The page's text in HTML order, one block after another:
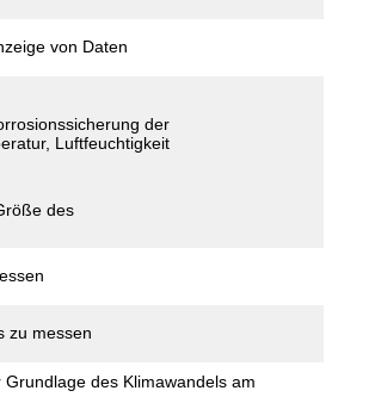
von Daten
der
Luftfeuchtigkeit
des
zu messen
des Klimawandels am